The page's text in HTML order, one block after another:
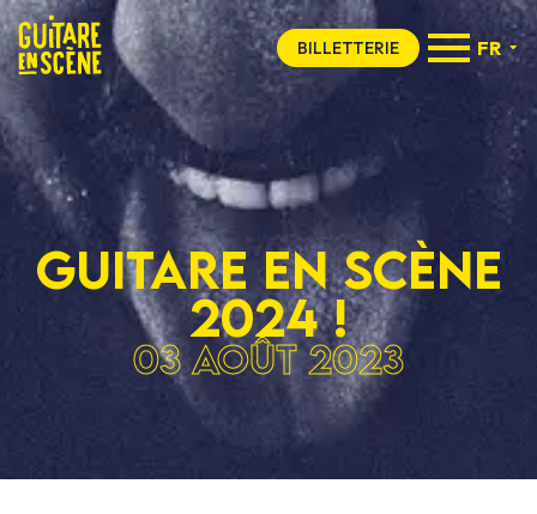
BILLETTERIE FR
GUITARE EN SCÈNE
2024 !
03 août 2023